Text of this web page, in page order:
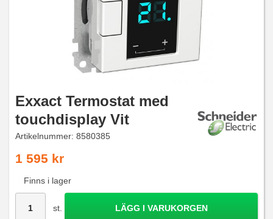
Exxact Termostat med
touchdisplay Vit
Artikelnummer: 8580385
1 595 kr
Finns i lager
st. LÄGG I VARUKORGEN